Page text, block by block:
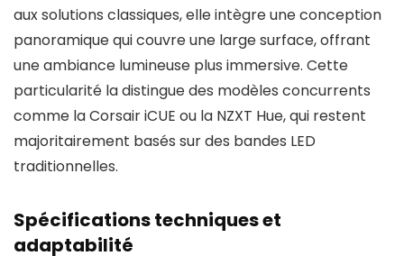
aux solutions classiques, elle intègre une conception
panoramique qui couvre une large surface, offrant
une ambiance lumineuse plus immersive. Cette
particularité la distingue des modèles concurrents
comme la Corsair iCUE ou la NZXT Hue, qui restent
majoritairement basés sur des bandes LED
traditionnelles.
Spécifications techniques et
adaptabilité